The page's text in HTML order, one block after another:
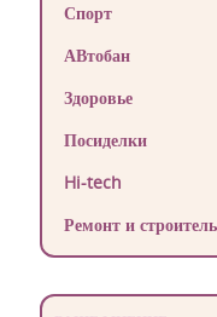
Спорт
АВтобан
Здоровье
Посиделки
Hi-tech
Ремонт и